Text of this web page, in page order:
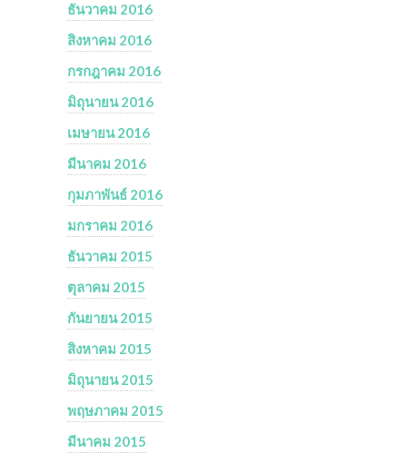
ธันวาคม 2016
สิงหาคม 2016
กรกฎาคม 2016
มิถุนายน 2016
เมษายน 2016
มีนาคม 2016
กุมภาพันธ์ 2016
มกราคม 2016
ธันวาคม 2015
ตุลาคม 2015
กันยายน 2015
สิงหาคม 2015
มิถุนายน 2015
พฤษภาคม 2015
มีนาคม 2015